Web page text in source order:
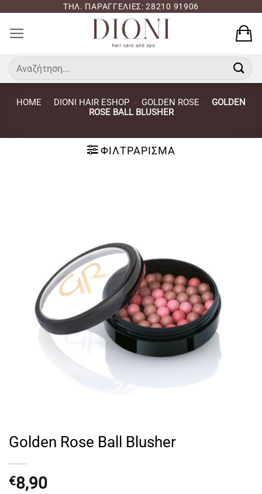
περιεχόμενο
ΤΗΛ. ΠΑΡΑΓΓΕΛΙΕΣ: 28210 91906
Αναζήτηση
για:
HOME - DIONI HAIR ESHOP - GOLDEN ROSE - GOLDEN
ROSE BALL BLUSHER
ΦΙΛΤΡΆΡΙΣΜΑ
Golden Rose Ball Blusher
€8,90